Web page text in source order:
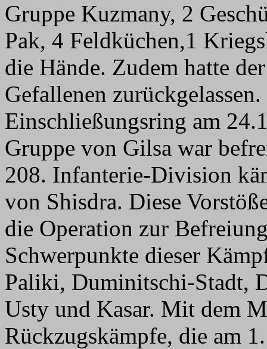
Gruppe Kuzmany, 2
Pak, 4 Feldküchen,1
die Hände. Zudem hatte
Gefallenen
Einschließungsring am
Gruppe von Gilsa war
208. Infanterie-Division
von Shisdra. Diese
die Operation zur
Schwerpunkte dieser
Paliki, Duminitschi-Stadt,
Usty und Kasar. Mit dem
Rückzugskämpfe, die am